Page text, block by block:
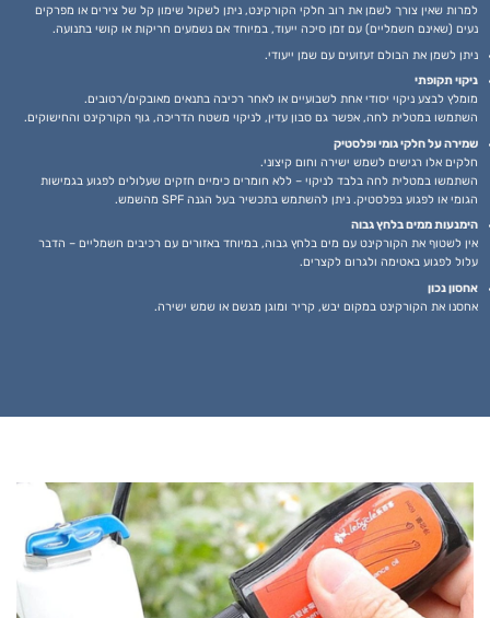
למרות שאין צורך לשמן את רוב חלקי הקורקינט, ניתן לשקול שימון קל של צירים או מפרקים
נעים (שאינם חשמליים) עם זמן סיכה ייעוד, במיוחד אם נשמעים חריקות או קושי בתנועה.
ניתן לשמן את הבולם זעזועים עם שמן ייעודי.
ניקוי תקופתי
מומלץ לבצע ניקוי יסודי אחת לשבועיים או לאחר רכיבה בתנאים מאובקים/רטובים.
השתמשו במטלית לחה, אפשר גם סבון עדין, לניקוי משטח הדריכה, גוף הקורקינט והחישוקים.
שמירה על חלקי גומי ופלסטיק
חלקים אלו רגישים לשמש ישירה וחום קיצוני.
השתמשו במטלית לחה בלבד לניקוי – ללא חומרים כימיים חזקים שעלולים לפגוע בגמישות
הגומי או לפגוע בפלסטיק. ניתן להשתמש בתכשיר בעל הגנה SPF מהשמש.
הימנעות ממים בלחץ גבוה
אין לשטוף את הקורקינט עם מים בלחץ גבוה, במיוחד באזורים עם רכיבים חשמליים – הדבר
עלול לפגוע באטימה ולגרום לקצרים.
אחסון נכון
אחסנו את הקורקינט במקום יבש, קריר ומוגן מגשם או שמש ישירה.